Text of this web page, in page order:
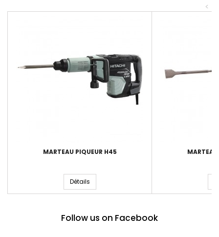
<
MARTEAU PIQUEUR H45
Détails
Follow us on Facebook